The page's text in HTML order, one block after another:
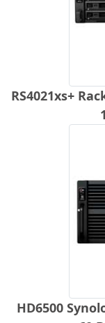
RS4021xs+
HD6500